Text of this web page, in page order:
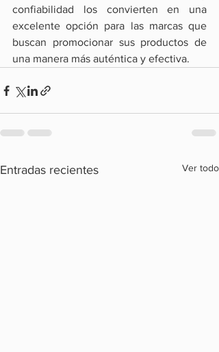
confiabilidad los convierten en una
excelente opción para las marcas que
buscan promocionar sus productos de
una manera más auténtica y efectiva.
Entradas recientes Ver todo